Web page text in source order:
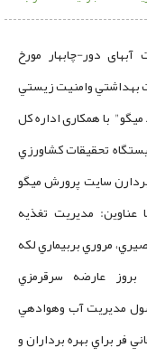
دور-چابهار مورخ
بهداشتي وامنيت زيستي
با همکاری اداره كل
تحقيقات كشاورزي
بردارن سايت پرورش ميگو
عناوین: مديريت تغذيه
مروري بربيماري لكه
عارضه سرقرمزي
مديريت آب وهوادهي
فر براي بهره برداران و